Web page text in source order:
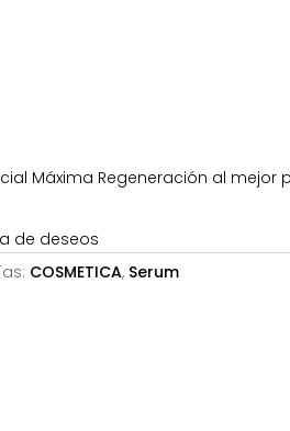
Máxima Regeneración al mejor
de deseos
COSMETICA, Serum